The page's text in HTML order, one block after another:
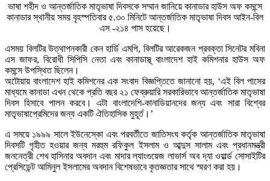
ভাষা শহীদ ও আন্তর্জাতিক মাতৃভাষা দিবসকে সম্মান জানিয়ে কানাডার হাউস অফ কমন্সে
কানাডার স্থানীয় সময় বৃহস্পতিবার ৫.৩০ মিনিটে আন্তর্জাতিক মাতৃভাষা দিবস আইন-বিল
এস -২১৪ পাস হয়েছে।
এসময় বিলটির উত্থাপনকারী কেন হার্ডি এমপি, বিলটির আরেকজন প্রবক্তা সিনেটর মবিনা
এস জাফর, বিরোধী সিপিসি নেতা এবং কানাডাস্থ্ বাংলাদেশ হাই কমিশনার হাউস অফ
কমন্সে উপস্থিত ছিলেন।
অটোয়ায় বাংলাদেশ হাই কমিশনের এক সংবাদ বিজ্ঞপ্তিতে জানানো হয়, ‘এই বিল পাসের
মাধ্যমে কানাডা এখন থেকে প্রতি বছর ২১ ফেব্রুয়ারি সরকারিভাবে আন্তর্জাতিক মাতৃভাষা
দিবস হিসাবে পালন করবে। এটা বাংলাদেশি-কানাডিয়ানদের জন্য এবং সারা বিশ্বের
মাতৃভাষাপ্রেমিদের জন্য একটি ঐতিহাসিক মুহূর্ত।’
এ সময়ে ১৯৯৯ সালে ইউনেস্কো এবং পরবর্তীতে জাতিসংঘ কর্তৃক আন্তর্জাতিক মাতৃভাষা
দিবসটি গৃহীত হওয়ার জন্য মরহুম রফিকুল ইসলাম ও আব্দুস সালাম এবং প্রধানমন্ত্রী
জননেত্রী শেখ হাসিনার অবদান এবং মাদার ল্যাংগুয়েজ লাভার্স অব দ্যা ওয়ার্ল্ড সোসাইটির
প্রেসিডেন্ট আমিনুল ইসলামের অবদান বিশেষভাবে কৃতজ্ঞতার সাথে স্মরণ করা হয়।